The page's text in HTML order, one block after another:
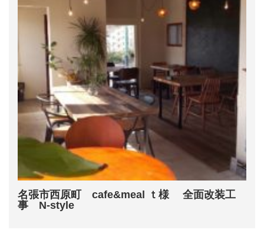
名張市西原町 cafe&meal ｔ様 全面改装工
事 N-style